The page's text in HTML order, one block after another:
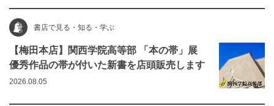
書店で見る・知る・学ぶ
【梅田本店】関西学院高等部 「本の帯」展
優秀作品の帯が付いた新書を店頭販売します
2026.08.05